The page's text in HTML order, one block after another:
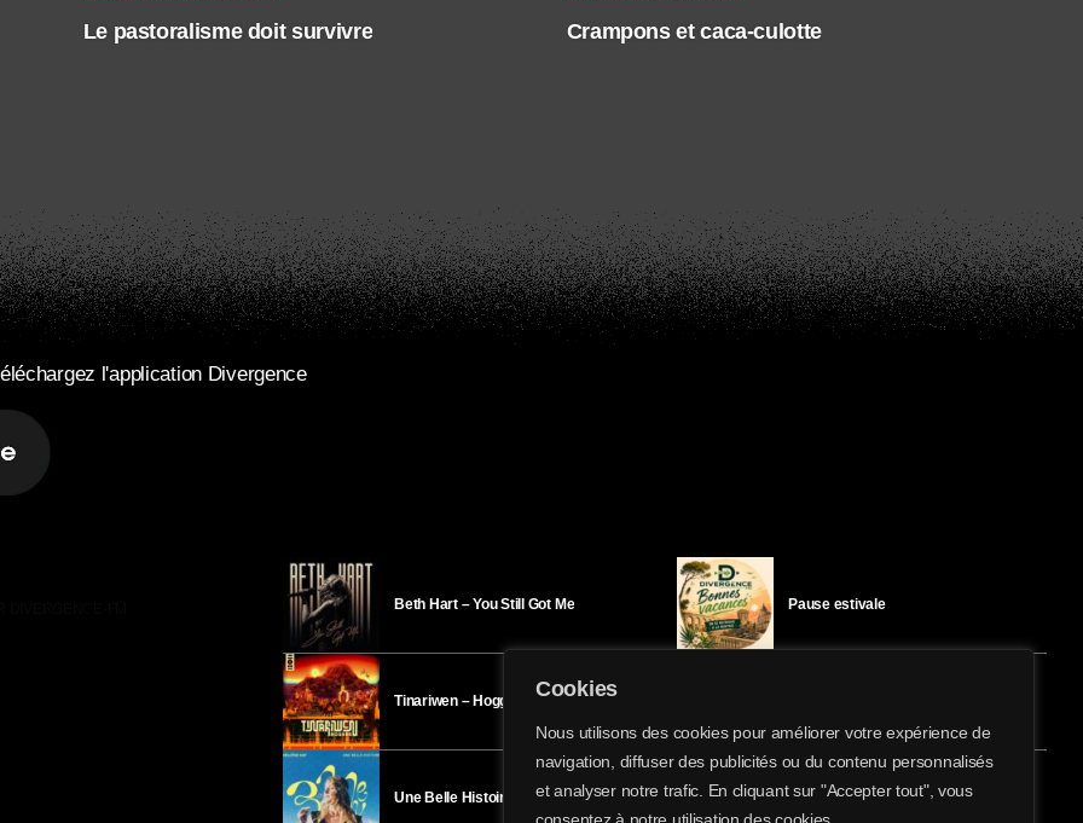
Cookies
Nous utilisons des cookies pour améliorer votre expérience de
navigation, diffuser des publicités ou du contenu personnalisés
et analyser notre trafic. En cliquant sur "Accepter tout", vous
share
email
Le pastoralisme doit survivre Crampons et caca-culotte
l'application Divergence
Beth Hart – You Still Got Me
Tinariwen – Hoggar
Une Belle Histoire – Héloïse Bay
Pause estivale
Ici l’Ombre – mardi 28 juillet